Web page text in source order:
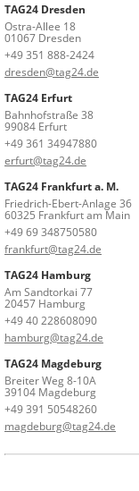
TAG24 Dresden
Ostra-Allee 18
01067 Dresden
+49 351 888-2424
dresden@tag24.de
TAG24 Erfurt
Bahnhofstraße 38
99084 Erfurt
+49 361 34947880
erfurt@tag24.de
TAG24 Frankfurt a. M.
Friedrich-Ebert-Anlage 36
60325 Frankfurt am Main
+49 69 348750580
frankfurt@tag24.de
TAG24 Hamburg
Am Sandtorkai 77
20457 Hamburg
+49 40 228608090
hamburg@tag24.de
TAG24 Magdeburg
Breiter Weg 8-10A
39104 Magdeburg
+49 391 50548260
magdeburg@tag24.de